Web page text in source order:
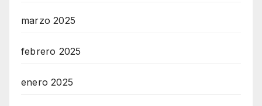
marzo 2025
febrero 2025
enero 2025